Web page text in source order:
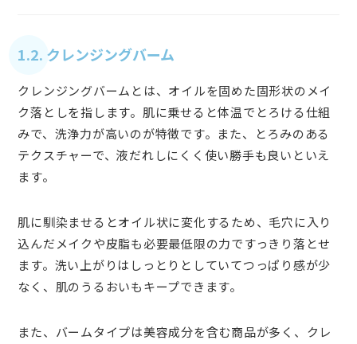
1.2. クレンジングバーム
クレンジングバームとは、オイルを固めた固形状のメイ
ク落としを指します。肌に乗せると体温でとろける仕組
みで、洗浄力が高いのが特徴です。また、とろみのある
テクスチャーで、液だれしにくく使い勝手も良いといえ
ます。
肌に馴染ませるとオイル状に変化するため、毛穴に入り
込んだメイクや皮脂も必要最低限の力ですっきり落とせ
ます。洗い上がりはしっとりとしていてつっぱり感が少
なく、肌のうるおいもキープできます。
また、バームタイプは美容成分を含む商品が多く、クレ